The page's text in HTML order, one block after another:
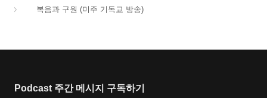
복음과 구원 (미주 기독교 방송)
Podcast 주간 메시지 구독하기